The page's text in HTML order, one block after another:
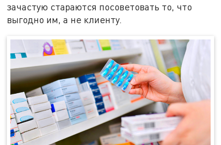
зачастую стараются посоветовать то, что
выгодно им, а не клиенту.